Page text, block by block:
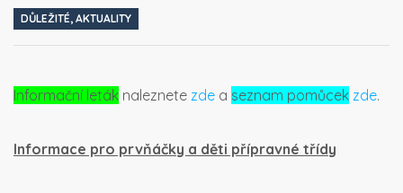
DŮLEŽITÉ, AKTUALITY
Informační leták naleznete zde a seznam pomůcek zde.
Informace pro prvňáčky a děti přípravné třídy